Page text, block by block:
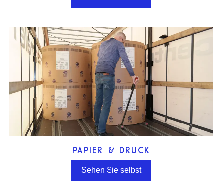
PAPIER & DRUCK
Sehen Sie selbst